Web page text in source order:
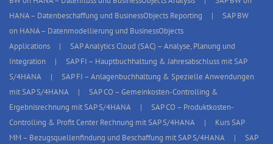
HANA – Datenbeschaffung und BusinessObjects Reporting
SAP BW
on HANA – Datenmodellierung und BusinessObjects
Applications
SAP Analytics Cloud (SAC) – Analyse, Planung und
Integration
SAP FI – Hauptbuchhaltung & Jahresabschluss mit SAP
S/4HANA
SAP FI – Anlagenbuchhaltung & Spezielle Anwendungen
mit SAP S/4HANA
SAP CO – Gemeinkosten-Controlling &
Ergebnisrechnung mit SAP S/4HANA
SAP CO – Produktkosten-
Controlling & Profit Center Rechnung mit SAP S/4HANA
Kurs SAP
MM – Bezugsquellenfindung und Beschaffung mit SAP S/4HANA
SAP